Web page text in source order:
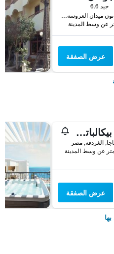
جيد 6.6
ش الشيراتون ميدان العروسة سقالة, الغردقة, مصر
عرض الصفقة
منتجع بيكالباتروس أكوا بلو، الغردقة
الغردقة, مصر
عرض الصفقة